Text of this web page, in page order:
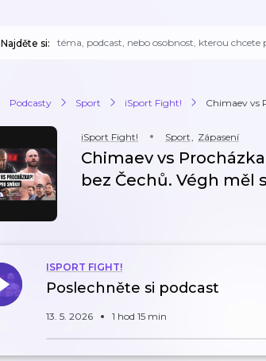
Najděte si:
Podcasty Sport iSport Fight! Chimaev vs
iSport Fight! Sport, Zápasení
Chimaev vs
bez Čechů. Végh
ISPORT FIGHT!
Poslechněte si podcast
13. 5. 2026 1 hod 15 min